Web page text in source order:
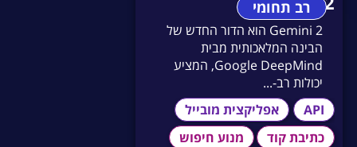
רב תחומי
Gemini 2 הוא הדור החדש של
הבינה המלאכותית מבית
Google DeepMind, המציע
יכולות רב-...
API
אפליקצית מובייל
כתיבת קוד
מנוע חיפוש